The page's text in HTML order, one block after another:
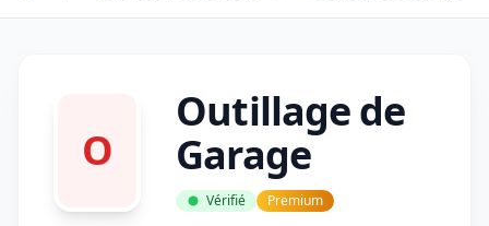
O
Outillage de
Garage
Vérifié Premium